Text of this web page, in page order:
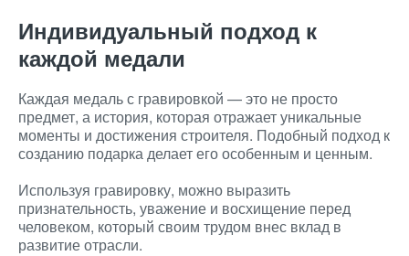
Индивидуальный подход к
каждой медали
Каждая медаль с гравировкой — это не просто
предмет, а история, которая отражает уникальные
моменты и достижения строителя. Подобный подход к
созданию подарка делает его особенным и ценным.
Используя гравировку, можно выразить
признательность, уважение и восхищение перед
человеком, который своим трудом внес вклад в
развитие отрасли.